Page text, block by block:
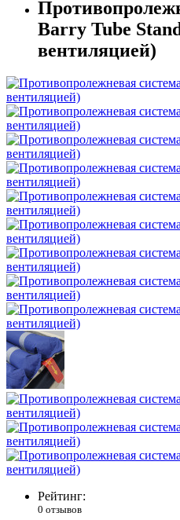
Barry Tube
вентиляцией)
Рейтинг:
0 отзывов